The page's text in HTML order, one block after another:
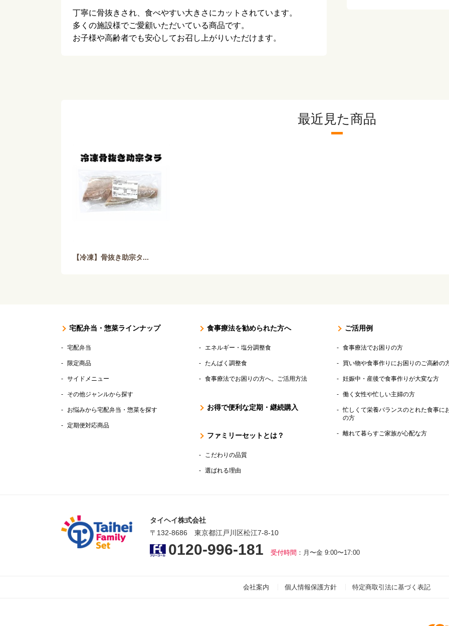
丁寧に骨抜きされ、食べやすい大きさにカットされています。
多くの施設様でご愛顧いただいている商品です。
お子様や高齢者でも安心してお召し上がりいただけます。
最近見た商品
【冷凍】骨抜き助宗タ...
宅配弁当・惣菜ラインナップ
宅配弁当
限定商品
サイドメニュー
その他ジャンルから探す
お悩みから宅配弁当・惣菜を探す
定期便対応商品
食事療法を勧められた方へ
エネルギー・塩分調整食
たんぱく調整食
食事療法でお困りの方へ。ご活用方法
お得で便利な定期・継続購入
ファミリーセットとは？
こだわりの品質
選ばれる理由
ご活用例
食事療法でお困りの方
買い物や食事作りにお困りのご高齢の
妊娠中・産後で食事作りが大変な方
働く女性や忙しい主婦の方
忙しくて栄養バランスのとれた食事に
の方
離れて暮らすご家族が心配な方
タイヘイ株式会社
〒132-8686 東京都江戸川区松江7-8-10
0120-996-181 受付時間 ：月〜金 9:00〜17:00
会社案内 個人情報保護方針 特定商取引法に基づく表記